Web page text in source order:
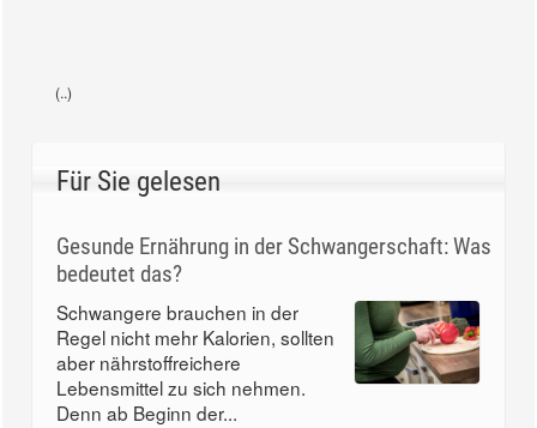
(..)
Für Sie gelesen
Gesunde Ernährung in der Schwangerschaft: Was
bedeutet das?
Schwangere brauchen in der
Regel nicht mehr Kalorien, sollten
aber nährstoffreichere
Lebensmittel zu sich nehmen.
Denn ab Beginn der...